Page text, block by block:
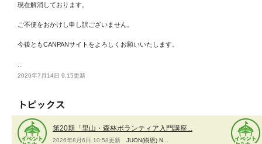
現在解消しております。
ご不便をおかけし申し訳ございません。
今後ともCANPANサイトをよろしくお願いいたします。
2026年7月14日 9:15更新
第20期「里山・森林ボランティア入門講座...
2026年8月6日 10:58更新 JUON(樹恩) N...